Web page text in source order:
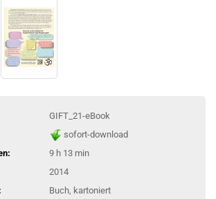
GIFT_21-eBook
sofort-download
9 h 13 min
2014
Buch, kartoniert